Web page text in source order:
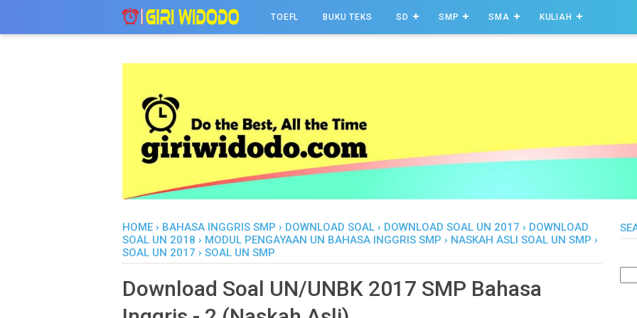
TOEFL BUKU TEKS SD SMP SMA KULIAH
HOME › BAHASA INGGRIS SMP › DOWNLOAD SOAL › DOWNLOAD SOAL UN 2017 › DOWNLOAD
SOAL UN 2018 › MODUL PENGAYAAN UN BAHASA INGGRIS SMP › NASKAH ASLI SOAL UN SMP ›
SOAL UN 2017 › SOAL UN SMP
Download Soal UN/UNBK 2017 SMP Bahasa